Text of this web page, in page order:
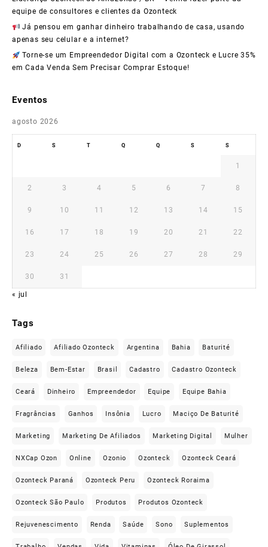
equipe de consultores e clientes da Ozonteck
Já pensou em ganhar dinheiro trabalhando de casa, usando
apenas seu celular e a internet?
Torne-se um Empreendedor Digital com a Ozonteck e Lucre 35%
em Cada Venda Sem Precisar Comprar Estoque!
Eventos
agosto 2026
D S T Q Q S S
1
2 3 4 5 6 7 8
9 10 11 12 13 14 15
16 17 18 19 20 21 22
23 24 25 26 27 28 29
30 31
« jul
Tags
Afiliado Afiliado Ozonteck Argentina Bahia Baturité
Beleza Bem-Estar Brasil Cadastro Cadastro Ozonteck
Ceará Dinheiro Empreendedor Equipe Equipe Bahia
Fragrâncias Ganhos Insônia Lucro Maciço De Baturité
Marketing Marketing De Afiliados Marketing Digital Mulher
NXCap Ozon Online Ozonio Ozonteck Ozonteck Ceará
Ozonteck Paraná Ozonteck Peru Ozonteck Roraima
Ozonteck São Paulo Produtos Produtos Ozonteck
Rejuvenescimento Renda Saúde Sono Suplementos